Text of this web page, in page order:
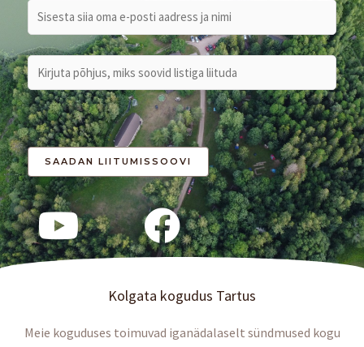
Kolgata kogudus Tartus
Meie koguduses toimuvad iganädalaselt sündmused kogu